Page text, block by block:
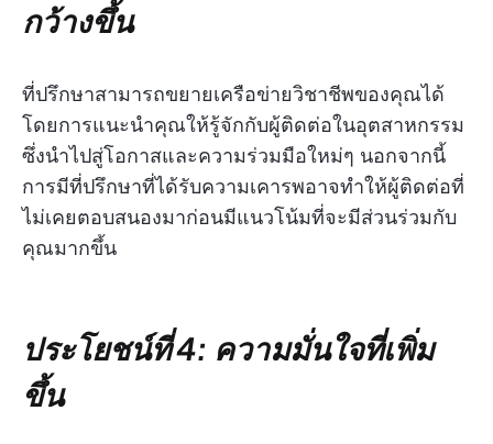
กว้างขึ้น
ที่ปรึกษาสามารถขยายเครือข่ายวิชาชีพของคุณได้
โดยการแนะนำคุณให้รู้จักกับผู้ติดต่อในอุตสาหกรรม
ซึ่งนำไปสู่โอกาสและความร่วมมือใหม่ๆ นอกจากนี้
การมีที่ปรึกษาที่ได้รับความเคารพอาจทำให้ผู้ติดต่อที่
ไม่เคยตอบสนองมาก่อนมีแนวโน้มที่จะมีส่วนร่วมกับ
คุณมากขึ้น
ประโยชน์ที่ 4: ความมั่นใจที่เพิ่ม
ขึ้น